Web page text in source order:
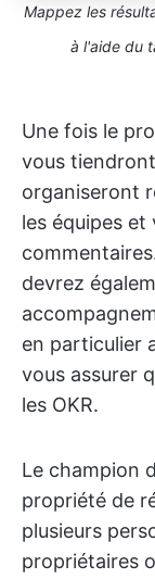
Mappez les
à l'aide du
Une fois le
vous
organiseront
les équipes
devrez
en particulier
vous assurer
les OKR.
Le champion
propriété de
plusieurs
propriétaires